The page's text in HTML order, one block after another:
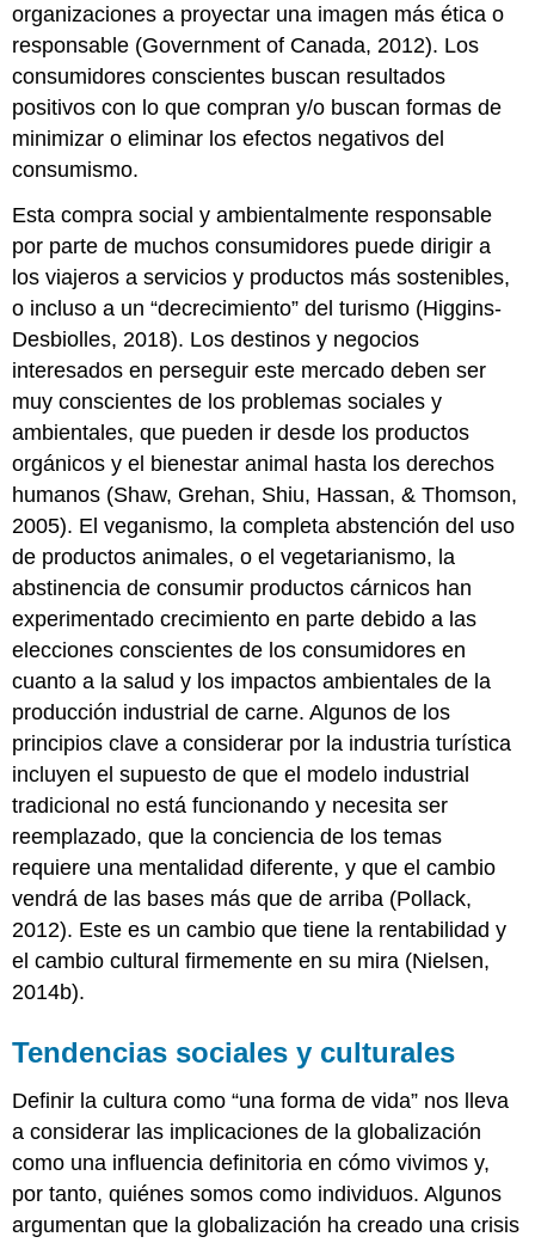
organizaciones a proyectar una imagen más ética o
responsable (Government of Canada, 2012). Los
consumidores conscientes buscan resultados
positivos con lo que compran y/o buscan formas de
minimizar o eliminar los efectos negativos del
consumismo.
Esta compra social y ambientalmente responsable
por parte de muchos consumidores puede dirigir a
los viajeros a servicios y productos más sostenibles,
o incluso a un “decrecimiento” del turismo (Higgins-
Desbiolles, 2018). Los destinos y negocios
interesados en perseguir este mercado deben ser
muy conscientes de los problemas sociales y
ambientales, que pueden ir desde los productos
orgánicos y el bienestar animal hasta los derechos
humanos (Shaw, Grehan, Shiu, Hassan, & Thomson,
2005). El veganismo, la completa abstención del uso
de productos animales, o el vegetarianismo, la
abstinencia de consumir productos cárnicos han
experimentado crecimiento en parte debido a las
elecciones conscientes de los consumidores en
cuanto a la salud y los impactos ambientales de la
producción industrial de carne. Algunos de los
principios clave a considerar por la industria turística
incluyen el supuesto de que el modelo industrial
tradicional no está funcionando y necesita ser
reemplazado, que la conciencia de los temas
requiere una mentalidad diferente, y que el cambio
vendrá de las bases más que de arriba (Pollack,
2012). Este es un cambio que tiene la rentabilidad y
el cambio cultural firmemente en su mira (Nielsen,
2014b).
Tendencias sociales y culturales
Definir la cultura como “una forma de vida” nos lleva
a considerar las implicaciones de la globalización
como una influencia definitoria en cómo vivimos y,
por tanto, quiénes somos como individuos. Algunos
argumentan que la globalización ha creado una crisis